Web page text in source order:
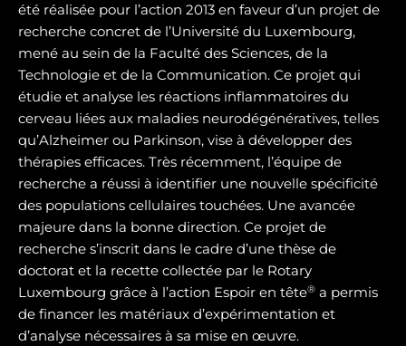
été réalisée pour l’action 2013 en faveur d’un projet de
recherche concret de l’Université du Luxembourg,
mené au sein de la Faculté des Sciences, de la
Technologie et de la Communication. Ce projet qui
étudie et analyse les réactions inflammatoires du
cerveau liées aux maladies neurodégénératives, telles
qu’Alzheimer ou Parkinson, vise à développer des
thérapies efficaces. Très récemment, l’équipe de
recherche a réussi à identifier une nouvelle spécificité
des populations cellulaires touchées. Une avancée
majeure dans la bonne direction. Ce projet de
recherche s’inscrit dans le cadre d’une thèse de
doctorat et la recette collectée par le Rotary
Luxembourg grâce à l’action Espoir en tête® a permis
de financer les matériaux d’expérimentation et
d’analyse nécessaires à sa mise en œuvre.